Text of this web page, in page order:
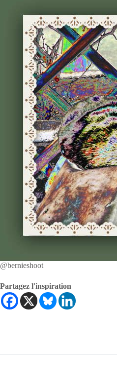
@bernieshoot
Partagez l'inspiration